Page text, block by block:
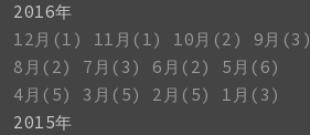
2016年
12月(1)
11月(1) 10月(2)
9月(3)
8月(2)
7月(3) 6月(2)
5月(6)
4月(5)
3月(5) 2月(5)
1月(3)
2015年